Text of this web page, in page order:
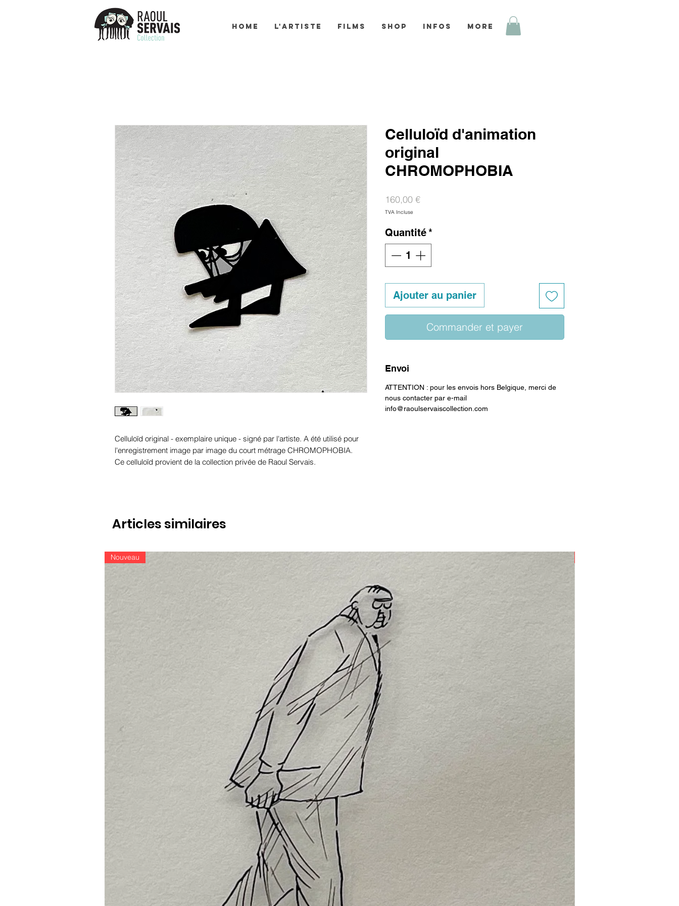
HOME L'ARTISTE FILMS SHOP INFOS More
Celluloïd original - exemplaire unique - signé par l'artiste. A été utilisé pour
l'enregistrement image par image du court métrage CHROMOPHOBIA.
Ce celluloïd provient de la collection privée de Raoul Servais.
Celluloïd d'animation
original
CHROMOPHOBIA
160,00 €Prix
TVA Incluse
Quantité*
Ajouter au panier
Commander et payer
Envoi
ATTENTION : pour les envois hors Belgique, merci de
nous contacter par e-mail
info@raoulservaiscollection.com
Articles similaires
Nouveau